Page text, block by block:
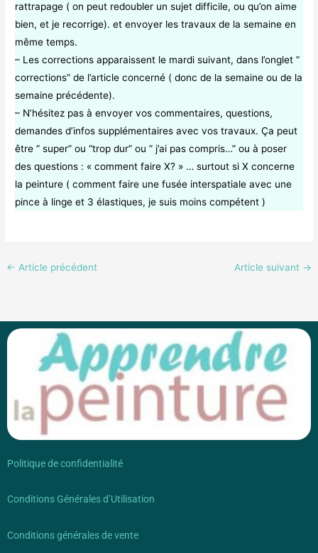
rattrapage ( on peut redoubler un sujet difficile, ou qu’on aime
bien, et je recorrige). et envoyer les travaux de la semaine en
même temps.
– Les corrections apparaissent le mardi suivant, dans l’onglet ”
corrections” de l’article concerné ( donc de la semaine ou de la
semaine précédente).
– N’hésitez pas à envoyer vos commentaires, questions,
demandes d’infos supplémentaires avec vos travaux. Ça peut
être ” super” ou “trop dur” ou ” j’ai pas compris…” ou à poser
des questions : « comment faire X? » … surtout si X concerne
la peinture ( comment faire une fusée interspatiale avec une
pince à linge et 3 élastiques, je suis moins compétent )
← Article précédent Article suivant →
Politique de confidentialité
Conditions Générales d’Utilisation
Conditions générales de vente